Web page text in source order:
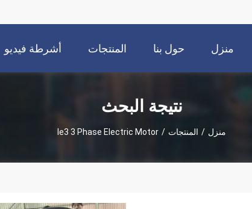
منزل حول بنا المنتجات أشرطة فيديو
نتيجة البحث
منزل / المنتجات /
Ie3 3 Phase Electric Motor